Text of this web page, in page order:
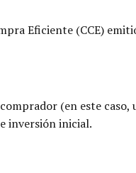
Eficiente (CCE)
(en este
inversión inicial.